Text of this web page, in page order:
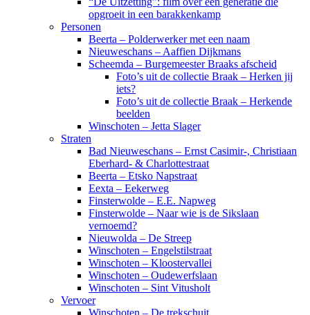
opgroeit in een barakkenkamp
Personen
Beerta – Polderwerker met een naam
Nieuweschans – Aaffien Dijkmans
Scheemda – Burgemeester Braaks afscheid
Foto’s uit de collectie Braak – Herken jij
iets?
Foto’s uit de collectie Braak – Herkende
beelden
Winschoten – Jetta Slager
Straten
Bad Nieuweschans – Ernst Casimir-, Christiaan
Eberhard- & Charlottestraat
Beerta – Etsko Napstraat
Eexta – Eekerweg
Finsterwolde – E.E. Napweg
Finsterwolde – Naar wie is de Sikslaan
vernoemd?
Nieuwolda – De Streep
Winschoten – Engelstilstraat
Winschoten – Kloostervallei
Winschoten – Oudewerfslaan
Winschoten – Sint Vitusholt
Vervoer
Winschoten – De trekschuit